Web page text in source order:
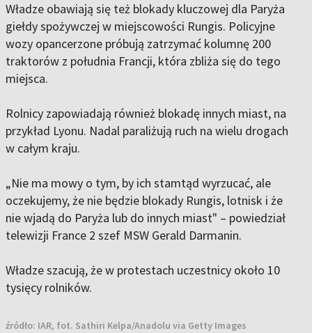
Władze obawiają się też blokady kluczowej dla Paryża
giełdy spożywczej w miejscowości Rungis. Policyjne
wozy opancerzone próbują zatrzymać kolumnę 200
traktorów z południa Francji, która zbliża się do tego
miejsca.
Rolnicy zapowiadają również blokadę innych miast, na
przykład Lyonu. Nadal paraliżują ruch na wielu drogach
w całym kraju.
„Nie ma mowy o tym, by ich stamtąd wyrzucać, ale
oczekujemy, że nie będzie blokady Rungis, lotnisk i że
nie wjadą do Paryża lub do innych miast" – powiedział
telewizji France 2 szef MSW Gerald Darmanin.
Władze szacują, że w protestach uczestnicy około 10
tysięcy rolników.
źródło: IAR, fot. Sathiri Kelpa/Anadolu via Getty Images